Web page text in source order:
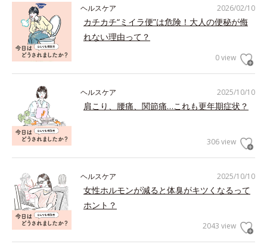
2026/02/10
ヘルスケア
カチカチ“ミイラ便”は危険！大人の便秘が侮
れない理由って？
0 view
2025/10/10
ヘルスケア
肩こり、腰痛、関節痛…これも更年期症状？
306 view
2025/10/10
ヘルスケア
女性ホルモンが減ると体臭がキツくなるって
ホント？
2043 view